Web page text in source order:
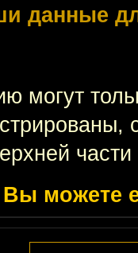
данные
могут
Вы можете